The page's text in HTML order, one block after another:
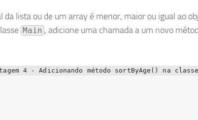
lista ou de um array é menor, maior ou igual ao
Main , adicione uma chamada a um novo